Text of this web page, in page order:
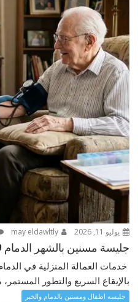
يوليو 11, 2026 may eldawltly
جليسة مسنين بالشهر الدمام 0593067679
خدمات العمالة المنزلية في
بالإيقاع السريع والتطور
جليسه اطفال ومسنين بالدمام والخبر